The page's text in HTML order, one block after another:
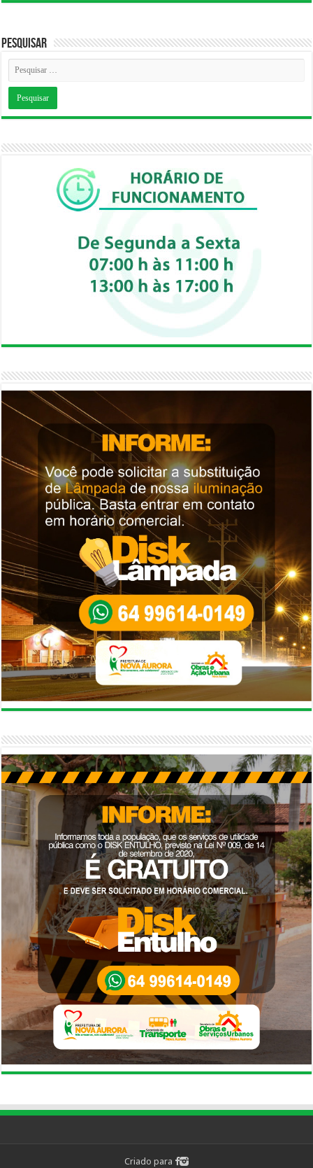
Pesquisar
Criado para